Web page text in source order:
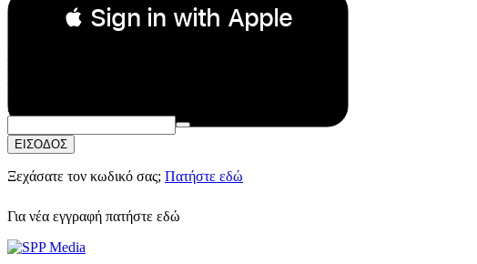
 Sign in with Apple
Συνεχίστε με Apple
ή
Email:
Κωδικός Πρόσβασης:
ΕΙΣΟΔΟΣ
Ξεχάσατε τον κωδικό σας; Πατήστε εδώ
Για νέα εγγραφή πατήστε εδώ